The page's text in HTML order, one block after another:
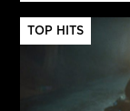
Hits – 96.5 FM
TOP HITS